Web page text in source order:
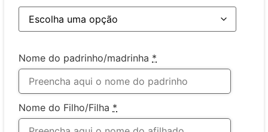
Nome do padrinho/madrinha *
Nome do Filho/Filha *